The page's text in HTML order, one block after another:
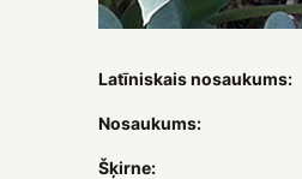
Latīniskais nosaukums:
Nosaukums:
Šķirne: